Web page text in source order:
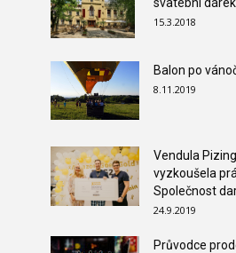
15.3.2018
Balon po
8.11.2019
Vendula
vyzkoušela
Společnost
24.9.2019
Průvodce